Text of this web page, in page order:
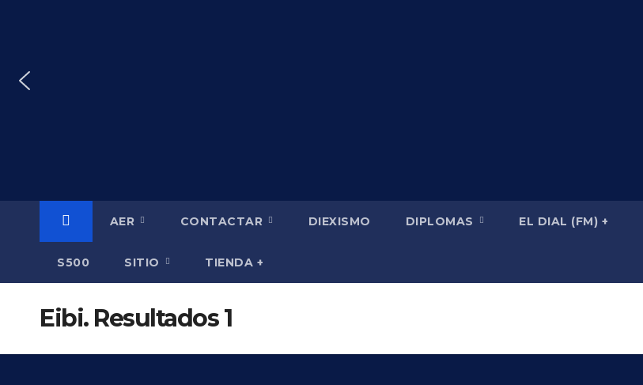
AER CONTACTAR DIEXISMO DIPLOMAS EL DIAL (FM) +
S500 SITIO TIENDA +
Eibi. Resultados 1